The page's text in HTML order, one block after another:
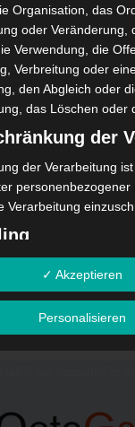
index.php/s/
kommt mit einigen
auf die
Kapitel von
den
Organisation, das
oder Veränderung,
Verwendung, die
Verbreitung oder
den Abgleich oder
das Löschen oder
der
der Verarbeitung
personenbezogener
Verarbeitung
Daten, die
Daten
Aspekte,
dieser natürlichen
✓ Akzeptieren
Personalisieren